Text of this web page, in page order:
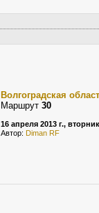
Волгоградская
Маршрут 30
16 апреля 2013 г., вторник
Автор: Diman RF